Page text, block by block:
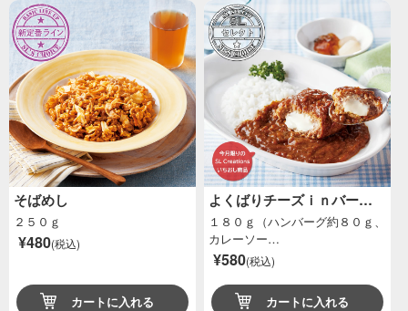
そばめし
２５０ｇ
¥480(税込)
カートに入れる
よくばりチーズｉｎバー…
１８０ｇ（ハンバーグ約８０ｇ、
カレーソー…
¥580(税込)
カートに入れる